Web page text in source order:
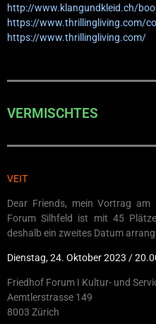
http://www.klangundkleid.ch/
https://www.thrillingliving.com/
https://www.thrillingliving.com/
VERMISCHTES
VEIT
Dear Friends, mein Vortrag
Forum Silhfeld ist mit 45
deshalb ein zweites Datum
Dienstag, 24. Oktober 2023 /
Friedhof Forum I Kultur- und
Aemtlerstrasse 149
8003 Zürich